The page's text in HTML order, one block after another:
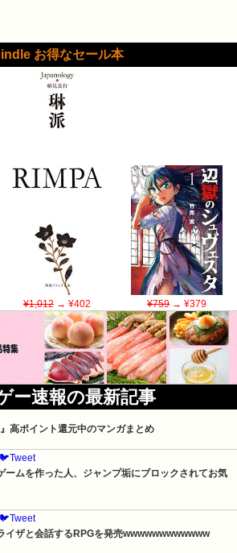
お得なセール本
¥1,012→ ¥402 ¥759→ ¥379
ー速報の最新記事
高ポイント還元中のマンガまとめ
🐦Tweet
ームを作った人、ジャンプ垢にブロックされてお気
🐦Tweet
イザと会話するRPGを発売wwwwwwwwwwww